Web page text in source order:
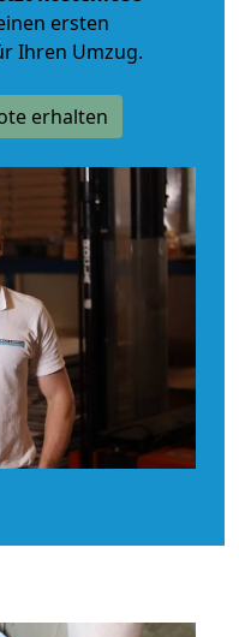
ersten
Ihren Umzug.
erhalten